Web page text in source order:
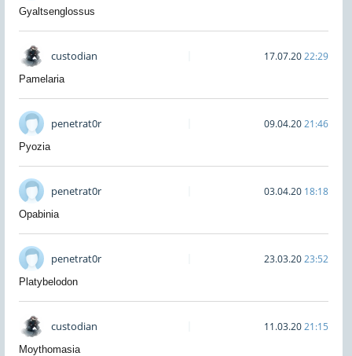
Gyaltsenglossus
custodian 17.07.2022:29
Pamelaria
penetrat0r 09.04.2021:46
Pyozia
penetrat0r 03.04.20 18:18
Opabinia
penetrat0r 23.03.2023:52
Platybelodon
custodian 11.03.2021:15
Moythomasia